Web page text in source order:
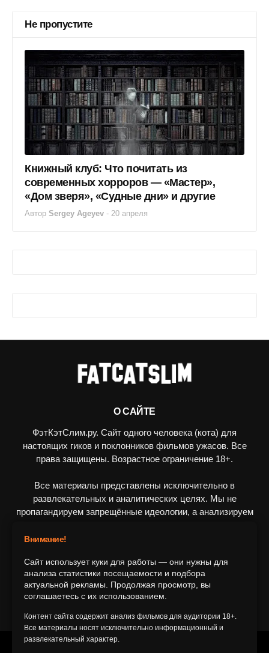
Не пропустите
Книжный клуб: Что почитать из
современных хорроров — «Мастер»,
«Дом зверя», «Судные дни» и другие
Автор Sergey Ageyev - 20 апреля
О САЙТЕ
ФэтКэтСлим.ру. Сайт одного человека (кота) для
настоящих гиков и поклонников фильмов ужасов. Все
права защищены. Возрастное ограничение 18+.
Все материалы представлены исключительно в
развлекательных и аналитических целях. Мы не
пропагандируем запрещённые идеологии, а анализируем
ПОДПИШИТЕСЬ НА НАС
Внимание!
Сайт использует куки для работы — они нужны для
анализа статистики посещаемости и подбора
актуальной рекламы. Продолжая просмотр, вы
соглашаетесь с их использованием.
Контент сайта содержит анализ фильмов для аудитории 18+.
Все материалы носят исключительно информационный и
развлекательный характер.